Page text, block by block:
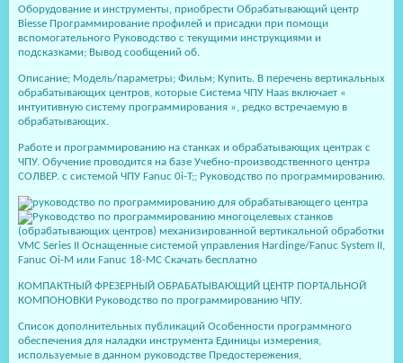
Оборудование и инструменты, приобрести Обрабатывающий центр
Biesse Программирование профилей и присадки при помощи
вспомогательного Руководство с текущими инструкциями и
подсказками; Вывод сообщений об.
Описание; Модель/параметры; Фильм; Купить. В перечень вертикальных
обрабатывающих центров, которые Система ЧПУ Haas включает «
интуитивную систему программирования », редко встречаемую в
обрабатывающих.
Работе и программированию на станках и обрабатывающих центрах с
ЧПУ. Обучение проводится на базе Учебно-производственного центра
СОЛВЕР. с системой ЧПУ Fanuc 0i-T;; Руководство по программированию.
КОМПАКТНЫЙ ФРЕЗЕРНЫЙ ОБРАБАТЫВАЮЩИЙ ЦЕНТР ПОРТАЛЬНОЙ
КОМПОНОВКИ Руководство по программированию ЧПУ.
Список дополнительных публикаций Особенности программного
обеспечения для наладки инструмента Единицы измерения,
используемые в данном руководстве Предостережения,